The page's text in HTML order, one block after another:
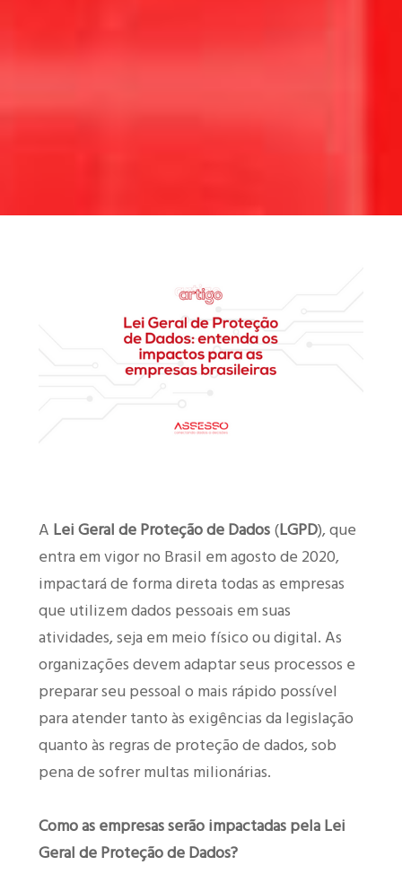
A Lei Geral de Proteção de Dados(LGPD), que
entra em vigor no Brasil em agosto de 2020,
impactará de forma direta todas as empresas
que utilizem dados pessoais em suas
atividades, seja em meio físico ou digital. As
organizações devem adaptar seus processos e
preparar seu pessoal o mais rápido possível
para atender tanto às exigências da legislação
quanto às regras de proteção de dados, sob
pena de sofrer multas milionárias.
Como as empresas serão impactadas pela Lei
Geral de Proteção de Dados?